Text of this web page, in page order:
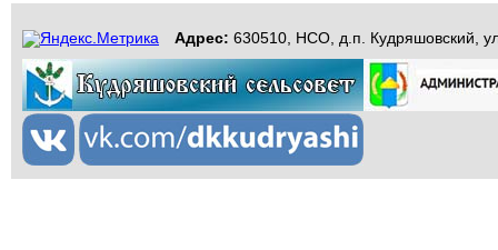
Адрес: 630510, НСО, д.п. Кудряшовский,